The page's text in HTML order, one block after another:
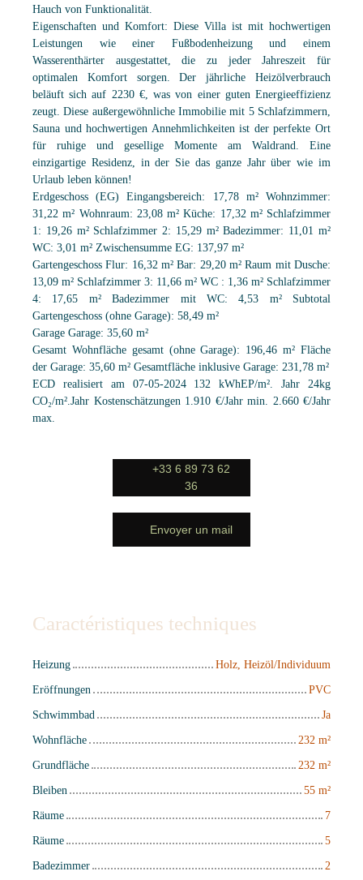
Hauch von Funktionalität.
Eigenschaften und Komfort: Diese Villa ist mit hochwertigen
Leistungen wie einer Fußbodenheizung und einem
Wasserenthärter ausgestattet, die zu jeder Jahreszeit für
optimalen Komfort sorgen. Der jährliche Heizölverbrauch
beläuft sich auf 2230 €, was von einer guten Energieeffizienz
zeugt. Diese außergewöhnliche Immobilie mit 5 Schlafzimmern,
Sauna und hochwertigen Annehmlichkeiten ist der perfekte Ort
für ruhige und gesellige Momente am Waldrand. Eine
einzigartige Residenz, in der Sie das ganze Jahr über wie im
Urlaub leben können!
Erdgeschoss (EG) Eingangsbereich: 17,78 m² Wohnzimmer:
31,22 m² Wohnraum: 23,08 m² Küche: 17,32 m² Schlafzimmer
1: 19,26 m² Schlafzimmer 2: 15,29 m² Badezimmer: 11,01 m²
WC: 3,01 m² Zwischensumme EG: 137,97 m²
Gartengeschoss Flur: 16,32 m² Bar: 29,20 m² Raum mit Dusche:
13,09 m² Schlafzimmer 3: 11,66 m² WC : 1,36 m² Schlafzimmer
4: 17,65 m² Badezimmer mit WC: 4,53 m² Subtotal
Gartengeschoss (ohne Garage): 58,49 m²
Garage Garage: 35,60 m²
Gesamt Wohnfläche gesamt (ohne Garage): 196,46 m² Fläche
der Garage: 35,60 m² Gesamtfläche inklusive Garage: 231,78 m²
ECD realisiert am 07-05-2024 132 kWhEP/m². Jahr 24kg
CO₂/m².Jahr Kostenschätzungen 1.910 €/Jahr min. 2.660 €/Jahr
max.
+33 6 89 73 62
36
Envoyer un mail
Caractéristiques techniques
Heizung
Holz, Heizöl/Individuum
Eröffnungen
PVC
Schwimmbad
Ja
Wohnfläche
232 m²
Grundfläche
232 m²
Bleiben
55 m²
Räume
7
Räume
5
Badezimmer
2